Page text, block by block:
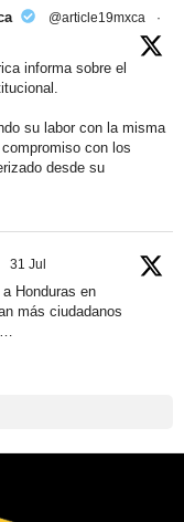
@article19mxca
·
informa sobre el
su labor con la misma
con los
desde su
31 Jul
Honduras en
más ciudadanos